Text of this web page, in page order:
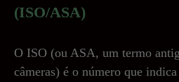
(ISO/ASA)
O ISO (ou ASA, um termo
câmeras) é o número que